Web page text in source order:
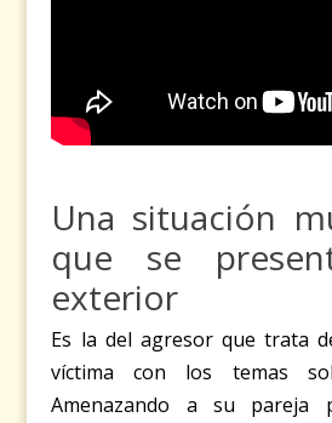
Una situación
que se
exterior
Es la del agresor que trata
víctima con los temas
Amenazando a su